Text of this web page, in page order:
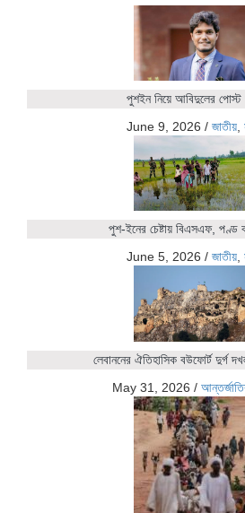
পুশইন নিয়ে আবিদুলের পোস্ট
June 9, 2026 / জাতীয়,
পুশ-ইনের চেষ্টায় বিএসএফ, পণ্ড
June 5, 2026 / জাতীয়,
লেবাননের ঐতিহাসিক বউফোর্ট দুর্গ
May 31, 2026 /